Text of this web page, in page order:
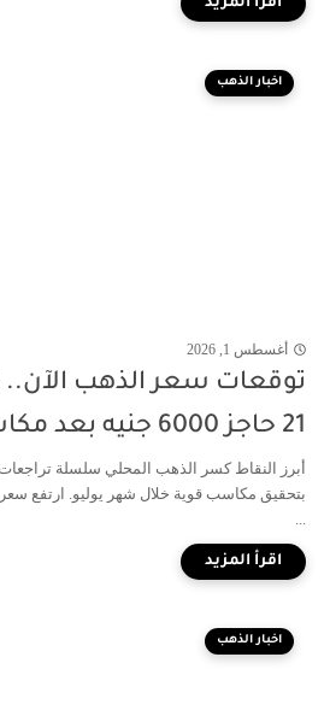
اخبار الذهب
أغسطس 1, 2026
توقعات سعر الذهب الآن..
21 حاجز 6000 جنيه بعد مكاسب يوليو؟
أبرز النقاط كسر الذهب المحلي سلسلة
اخبار الذهب